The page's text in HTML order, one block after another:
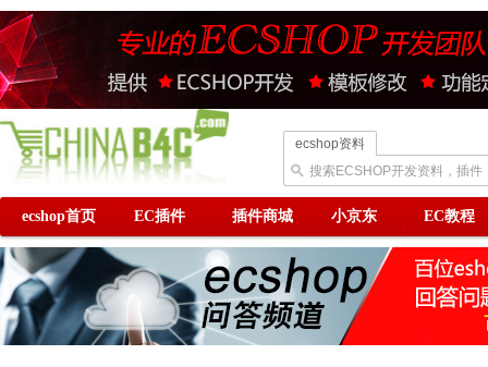
ecshop资料
搜索ECSHOP开发资料，插件
ecshop首页 EC插件 插件商城 小京东 EC教程